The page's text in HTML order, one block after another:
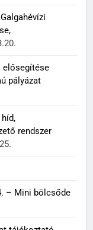
elősegítése
pályázat
rendszer
– Mini bölcsőde